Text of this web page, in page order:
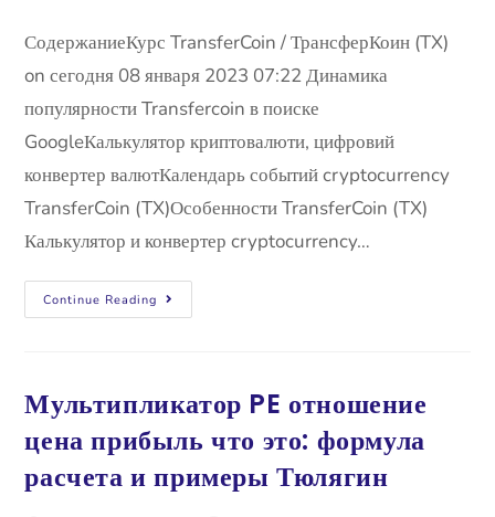
СодержаниеКурс TransferCoin / ТрансферКоин (TX)
on сегодня 08 января 2023 07:22 Динамика
популярности Transfercoin в поиске
GoogleКалькулятор криптовалюти, цифровий
конвертер валютКалендарь событий cryptocurrency
TransferCoin (TX)Особенности TransferCoin (TX)
Калькулятор и конвертер cryptocurrency…
Continue Reading
Мультипликатор PE отношение
цена прибыль что это: формула
расчета и примеры Тюлягин